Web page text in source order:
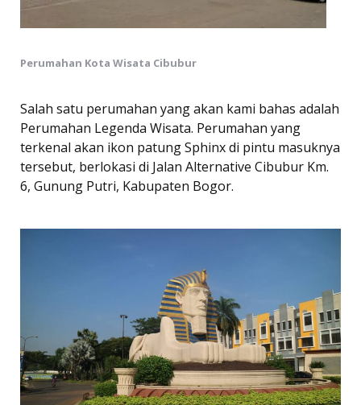
Perumahan Kota Wisata Cibubur
Salah satu perumahan yang akan kami bahas adalah
Perumahan Legenda Wisata. Perumahan yang
terkenal akan ikon patung Sphinx di pintu masuknya
tersebut, berlokasi di Jalan Alternative Cibubur Km.
6, Gunung Putri, Kabupaten Bogor.